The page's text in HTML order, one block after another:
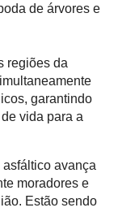
de árvores e
regiões da
garantindo
vida para a
avança
moradores e
Estão sendo